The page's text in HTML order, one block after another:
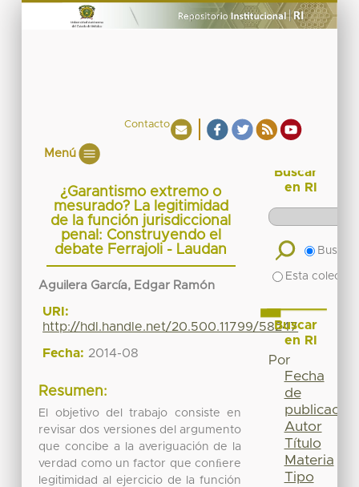
Contacto
Menú
¿Garantismo extremo o
mesurado? La legitimidad
de la función jurisdiccional
penal: Construyendo el
debate Ferrajoli - Laudan
Aguilera García, Edgar Ramón
URI:
http://hdl.handle.net/20.500.11799/58247
Fecha: 2014-08
Resumen:
El objetivo del trabajo consiste en
revisar dos versiones del argumento
que concibe a la averiguación de la
verdad como un factor que conﬁere
legitimidad al ejercicio de la función
Buscar
en RI
Buscar
Esta
Buscar
en RI
Por
Fecha
de
publicación
Autor
Título
Materia
Tipo